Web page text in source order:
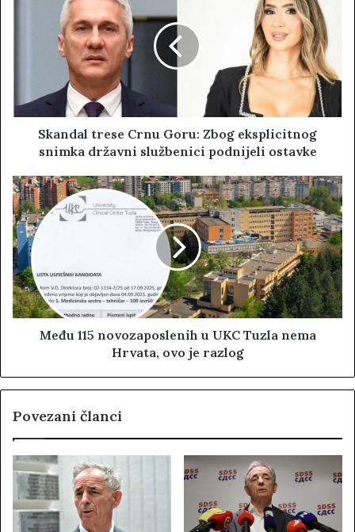
e
Skandal trese Crnu Goru: Zbog eksplicitnog
snimka državni službenici podnijeli ostavke
Među 115 novozaposlenih u UKC Tuzla nema
Hrvata, ovo je razlog
Povezani članci